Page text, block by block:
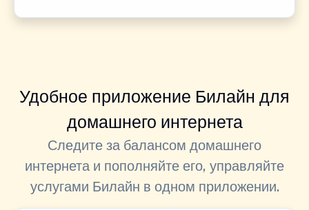
Удобное приложение Билайн для
домашнего интернета
Следите за балансом домашнего
интернета и пополняйте его, управляйте
услугами Билайн в одном приложении.